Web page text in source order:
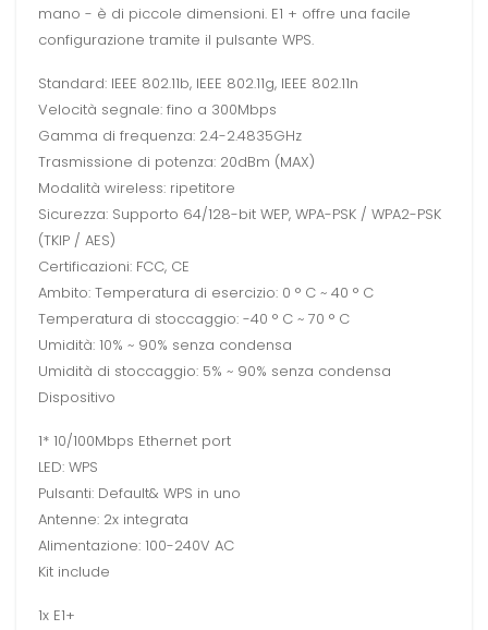
mano - è di piccole dimensioni. E1 + offre una facile
configurazione tramite il pulsante WPS.
Standard: IEEE 802.11b, IEEE 802.11g, IEEE 802.11n
Velocità segnale: fino a 300Mbps
Gamma di frequenza: 2.4-2.4835GHz
Trasmissione di potenza: 20dBm (MAX)
Modalità wireless: ripetitore
Sicurezza: Supporto 64/128-bit WEP, WPA-PSK / WPA2-PSK
(TKIP / AES)
Certificazioni: FCC, CE
Ambito: Temperatura di esercizio: 0 ° C ~ 40 ° C
Temperatura di stoccaggio: -40 ° C ~ 70 ° C
Umidità: 10% ~ 90% senza condensa
Umidità di stoccaggio: 5% ~ 90% senza condensa
Dispositivo
1* 10/100Mbps Ethernet port
LED: WPS
Pulsanti: Default& WPS in uno
Antenne: 2x integrata
Alimentazione: 100-240V AC
Kit include
1x E1+